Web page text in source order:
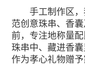
手工制作区，
范创意珠串、香
前，专注地称量
珠串中、藏进香
作为孝心礼物赠